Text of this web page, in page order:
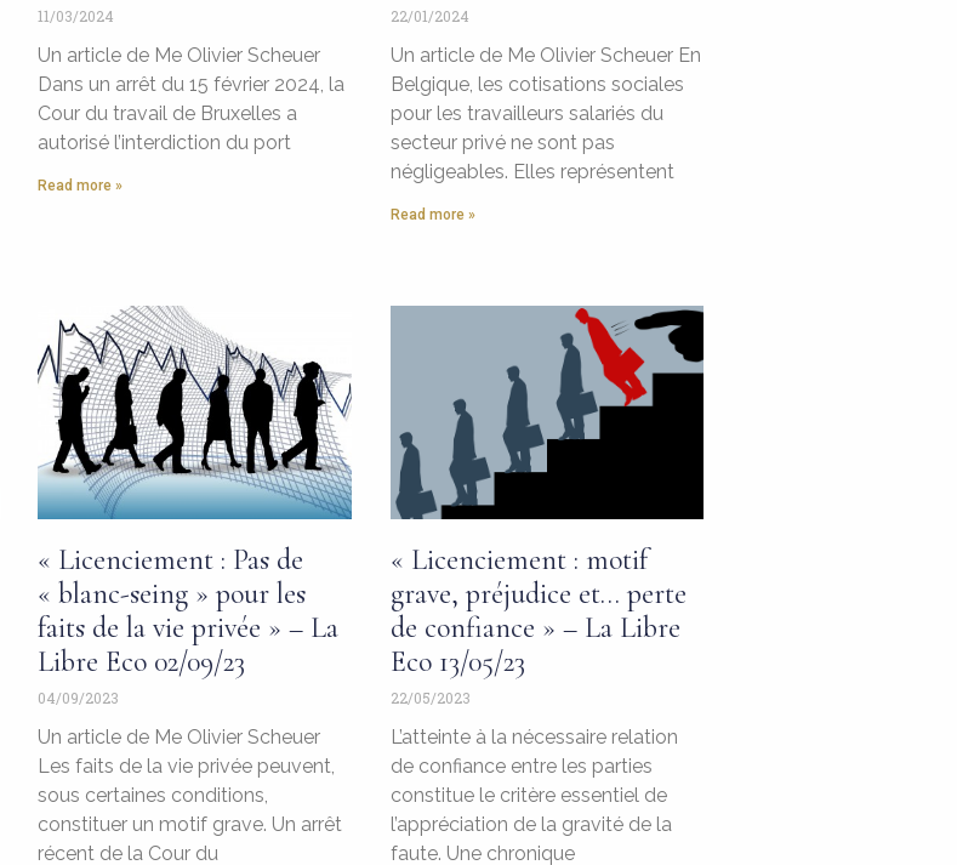
11/03/2024
Un article de Me Olivier Scheuer
Dans un arrêt du 15 février 2024, la
Cour du travail de Bruxelles a
autorisé l’interdiction du port
Read more »
22/01/2024
Un article de Me Olivier Scheuer En
Belgique, les cotisations sociales
pour les travailleurs salariés du
secteur privé ne sont pas
négligeables. Elles représentent
Read more »
« Licenciement : Pas de
« blanc-seing » pour les
faits de la vie privée » – La
Libre Eco 02/09/23
04/09/2023
Un article de Me Olivier Scheuer
Les faits de la vie privée peuvent,
sous certaines conditions,
constituer un motif grave. Un arrêt
récent de la Cour du
« Licenciement : motif
grave, préjudice et… perte
de confiance » – La Libre
Eco 13/05/23
22/05/2023
L’atteinte à la nécessaire relation
de confiance entre les parties
constitue le critère essentiel de
l’appréciation de la gravité de la
faute. Une chronique